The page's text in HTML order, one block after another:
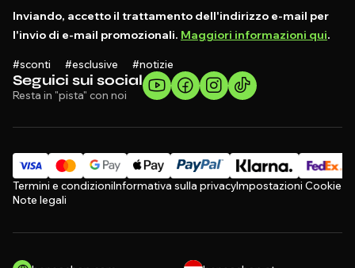
Seguici sui social
Resta in "pista" con noi
Inviando, accetto il trattamento dell'indirizzo e-mail per
l'invio di e-mail promozionali. Maggiori informazioni qui.
#sconti #esclusive #notizie
Termini e condizioniInformativa sulla privacyImpostazioni Cookie
Note legali